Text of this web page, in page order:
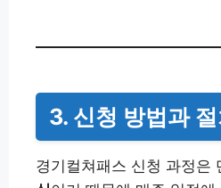
3. 신청 방법과
경기컬쳐패스 신청 과정은